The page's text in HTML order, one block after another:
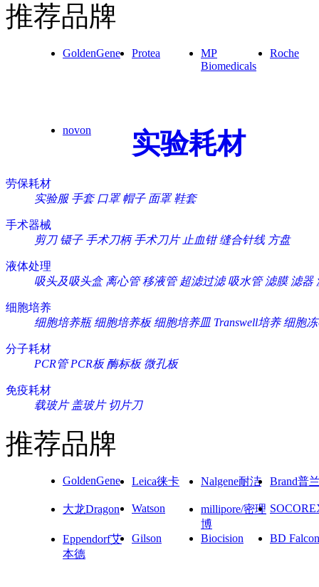
推荐品牌
GoldenGene Protea
MP
Biomedicals
Roche
novon 实验耗材
劳保耗材
实验服 手套 口罩 帽子 面罩 鞋套
手术器械
剪刀 镊子 手术刀柄 手术刀片 止血钳 缝合针线 方盘
液体处理
吸头及吸头盒 离心管 移液管 超滤过滤 吸水管 滤膜 滤器
细胞培养
细胞培养瓶 细胞培养板 细胞培养皿 Transwell培养 细胞
分子耗材
PCR管 PCR板 酶标板 微孔板
免疫耗材
载玻片 盖玻片 切片刀
推荐品牌
GoldenGene Leica徕卡 Nalgene耐洁 Brand普
大龙Dragon Watson
millipore/密理
博
Eppendorf艾
本德
Gilson Biocision BD Falcon